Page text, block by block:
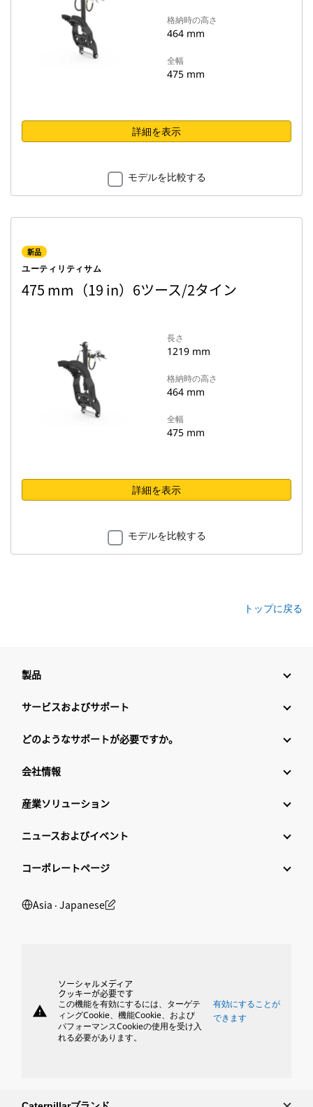
格納時の高さ
464 mm
全幅
475 mm
詳細を表示
モデルを比較する
新品
ユーティリティサム
475 mm（19 in）6ツース/2タイン
長さ
1219 mm
格納時の高さ
464 mm
全幅
475 mm
詳細を表示
モデルを比較する
トップに戻る
製品
サービスおよびサポート
どのようなサポートが必要ですか。
会社情報
産業ソリューション
ニュースおよびイベント
コーポレートページ
Asia ‧ Japanese
warning
ソーシャルメディア
クッキーが必要です
この機能を有効にするには、ターゲテ
ィングCookie、機能Cookie、および
パフォーマンスCookieの使用を受け入
れる必要があります。
有効にすることが
できます